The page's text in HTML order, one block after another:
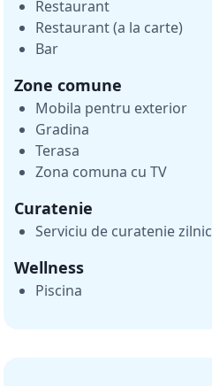
Restaurant
Restaurant (a la carte)
Bar
Zone comune
Mobila pentru exterior
Gradina
Terasa
Zona comuna cu TV
Curatenie
Serviciu de curatenie zilnic
Wellness
Piscina